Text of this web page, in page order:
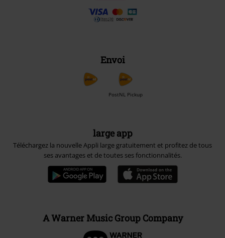
Envoi
PostNL Pickup
large app
Téléchargez la nouvelle Appli large gratuitement et profitez de tous
ses avantages et de toutes ses fonctionnalités.
A Warner Music Group Company